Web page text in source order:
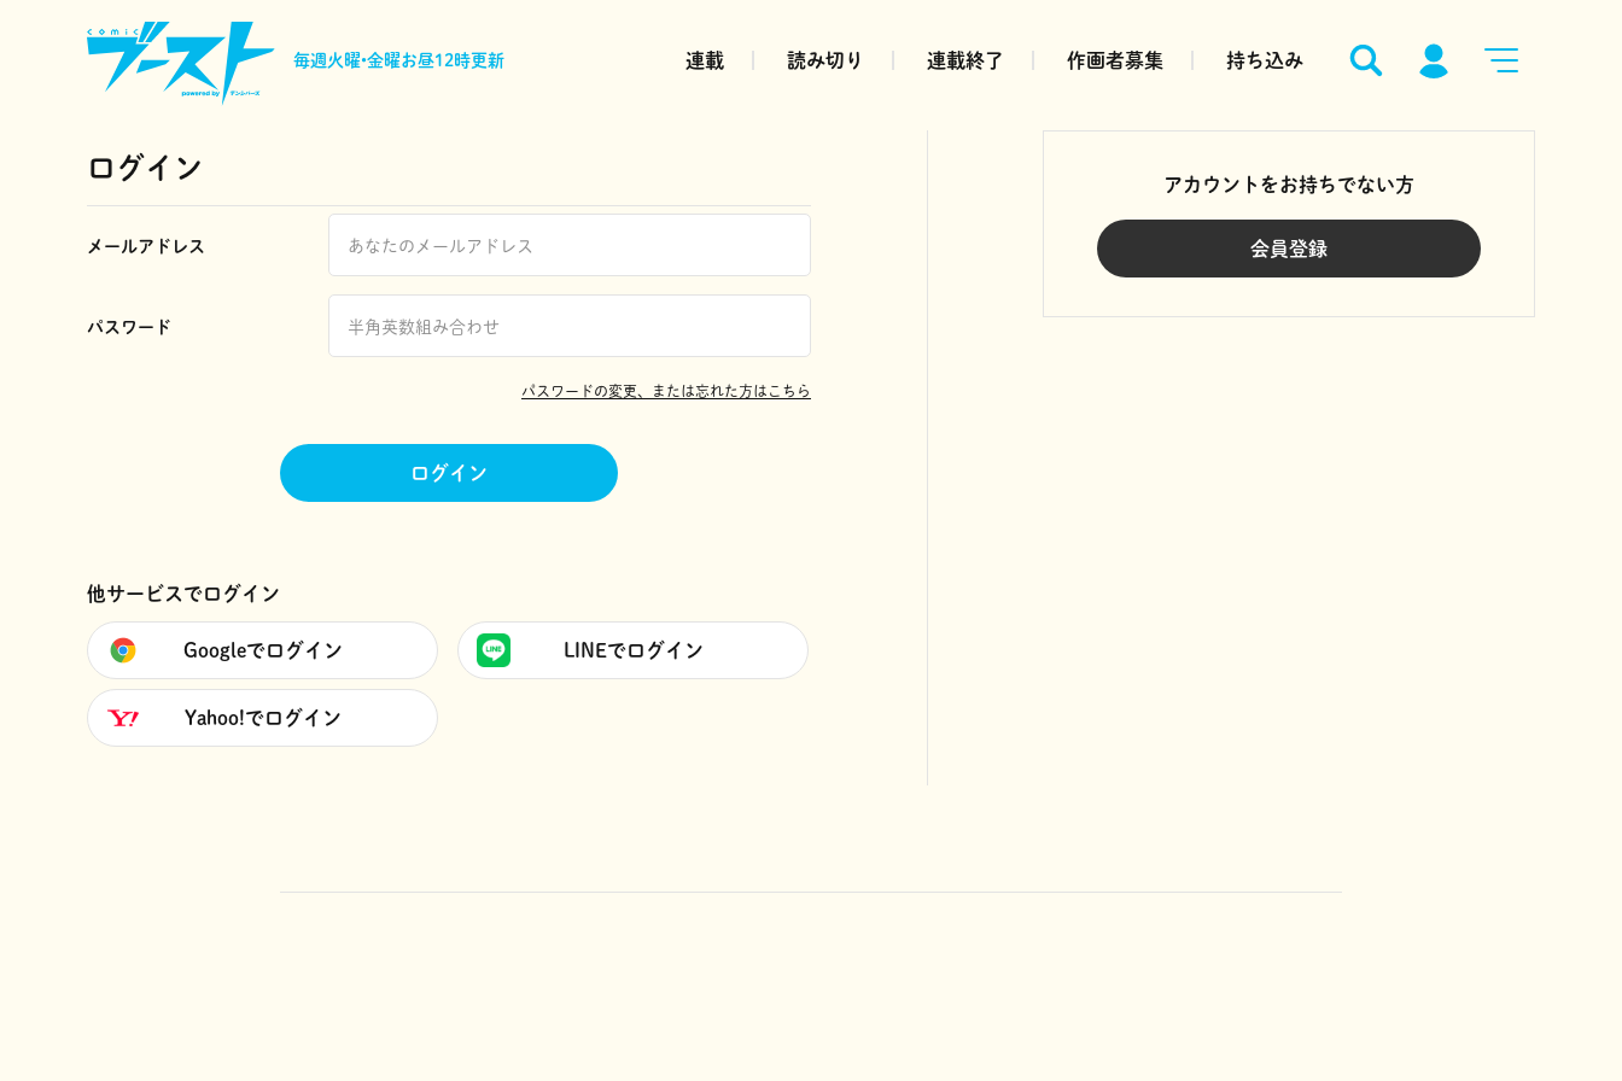
毎週火曜•金曜お昼12時更新 連載 読み切り 連載終了 作画者募集 持ち込み
ログイン
メールアドレス
パスワード
パスワードの変更、または忘れた方はこちら
ログイン
他サービスでログイン
Googleでログイン LINEでログイン
Yahoo!でログイン
アカウントをお持ちでない方
会員登録